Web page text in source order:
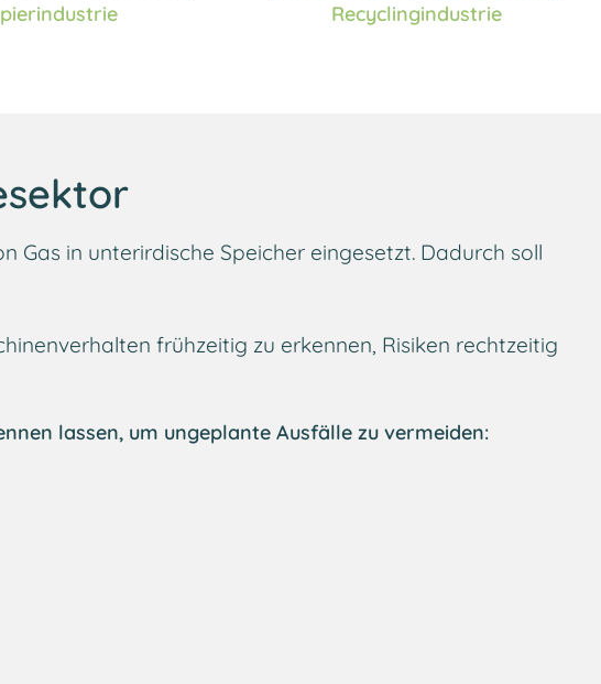
Recyclingindustrie
in unterirdische Speicher eingesetzt. Dadurch soll
frühzeitig zu erkennen, Risiken rechtzeitig
lassen, um ungeplante Ausfälle zu vermeiden: